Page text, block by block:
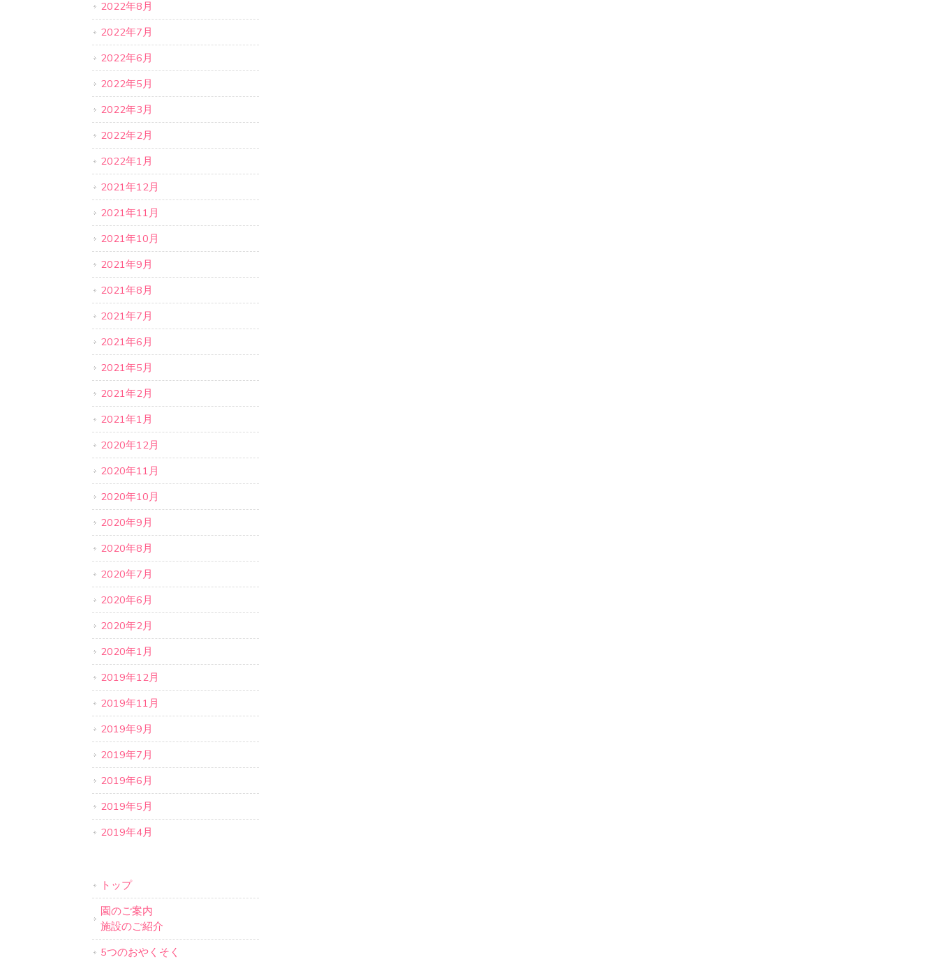
2022年8月
2022年7月
2022年6月
2022年5月
2022年3月
2022年2月
2022年1月
2021年12月
2021年11月
2021年10月
2021年9月
2021年8月
2021年7月
2021年6月
2021年5月
2021年2月
2021年1月
2020年12月
2020年11月
2020年10月
2020年9月
2020年8月
2020年7月
2020年6月
2020年2月
2020年1月
2019年12月
2019年11月
2019年9月
2019年7月
2019年6月
2019年5月
2019年4月
トップ
園のご案内
施設のご紹介
5つのおやくそく